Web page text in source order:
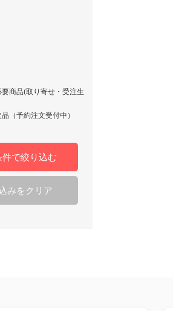
商品(取り寄せ・受注生
（予約注文受付中）
件で絞り込む
みをクリア